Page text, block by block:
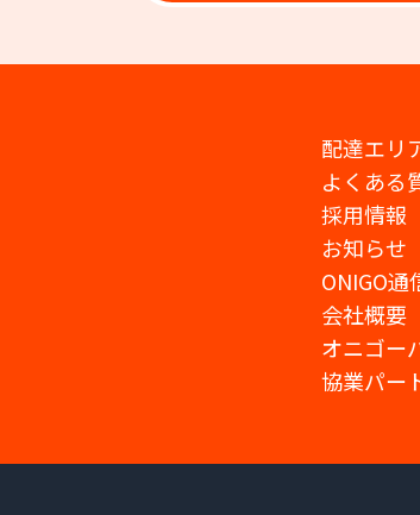
配達エリ
よくある
採用情報
お知らせ
ONIGO通
会社概要
オニゴー
協業パー